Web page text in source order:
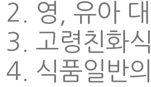
2. 영, 유아
3. 고령친화
4. 식품일반